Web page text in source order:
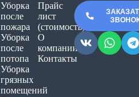
Уборка
после
пожара
Уборка
после
потопа
Уборка
грязных
помещений
Прайс
лист
(стоимость)
О
компании
Контакты